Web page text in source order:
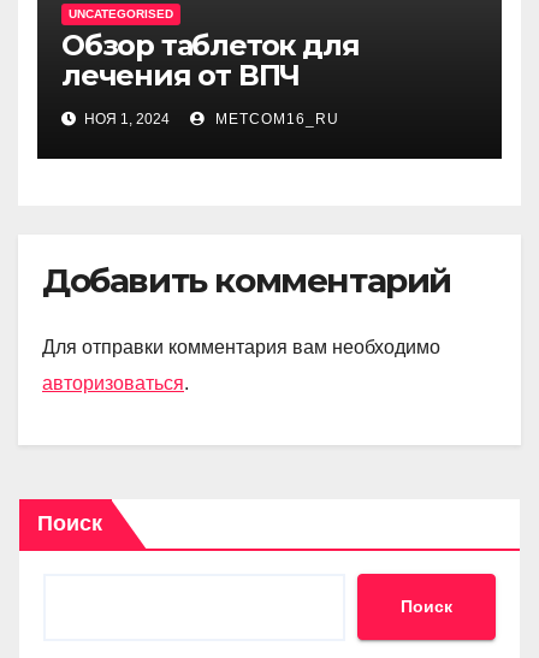
UNCATEGORISED
Обзор таблеток для
лечения от ВПЧ
НОЯ 1, 2024 METCOM16_RU
Добавить комментарий
Для отправки комментария вам необходимо
авторизоваться.
Поиск
Поиск